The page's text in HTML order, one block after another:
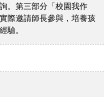
。第三部分「校園我作
際邀請師長參與，培養孩
驗。